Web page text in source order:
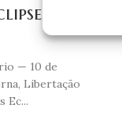
— 10 de
Libertação
Ec...